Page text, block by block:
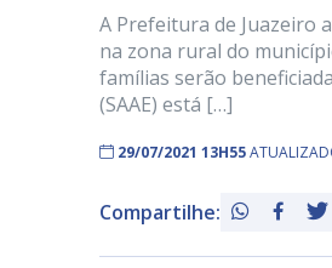
A Prefeitura de Juazeiro
na zona rural do
famílias serão
(SAAE) está […]
29/07/2021 13H55
Compartilhe: